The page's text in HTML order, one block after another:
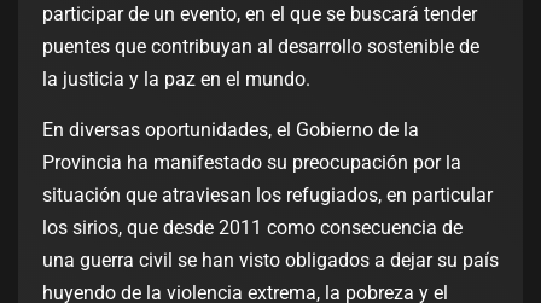
participar de un evento, en el que se buscará tender
puentes que contribuyan al desarrollo sostenible de
la justicia y la paz en el mundo.
En diversas oportunidades, el Gobierno de la
Provincia ha manifestado su preocupación por la
situación que atraviesan los refugiados, en particular
los sirios, que desde 2011 como consecuencia de
una guerra civil se han visto obligados a dejar su país
huyendo de la violencia extrema, la pobreza y el